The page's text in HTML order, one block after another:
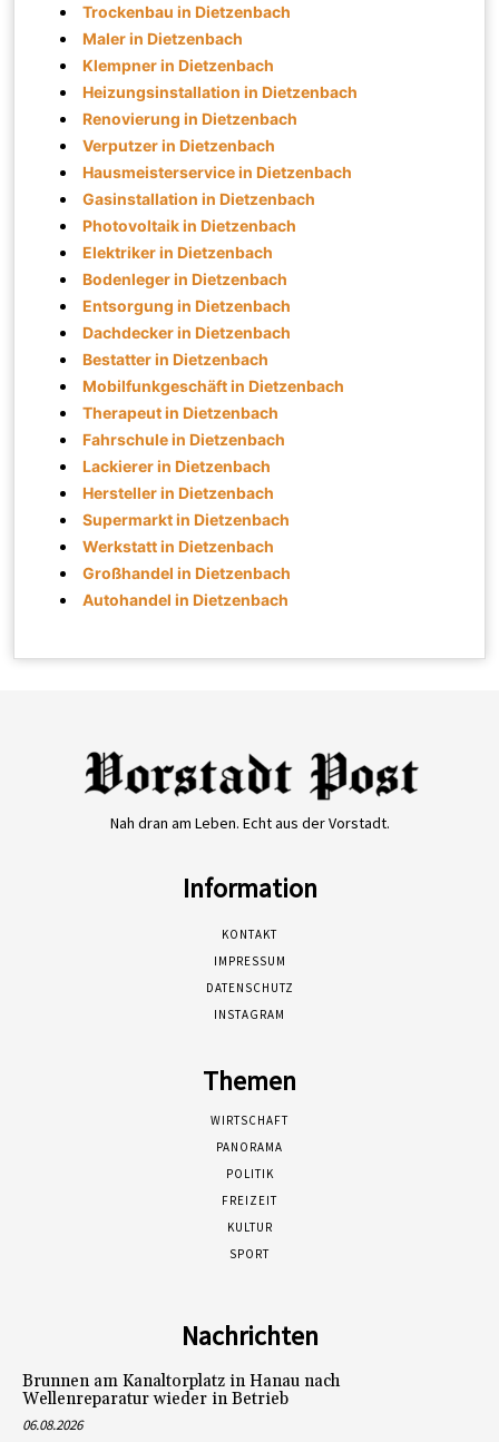
Trockenbau in Dietzenbach
Maler in Dietzenbach
Klempner in Dietzenbach
Heizungsinstallation in Dietzenbach
Renovierung in Dietzenbach
Verputzer in Dietzenbach
Hausmeisterservice in Dietzenbach
Gasinstallation in Dietzenbach
Photovoltaik in Dietzenbach
Elektriker in Dietzenbach
Bodenleger in Dietzenbach
Entsorgung in Dietzenbach
Dachdecker in Dietzenbach
Bestatter in Dietzenbach
Mobilfunkgeschäft in Dietzenbach
Therapeut in Dietzenbach
Fahrschule in Dietzenbach
Lackierer in Dietzenbach
Hersteller in Dietzenbach
Supermarkt in Dietzenbach
Werkstatt in Dietzenbach
Großhandel in Dietzenbach
Autohandel in Dietzenbach
Nah dran am Leben. Echt aus der Vorstadt.
Information
KONTAKT
IMPRESSUM
DATENSCHUTZ
INSTAGRAM
Themen
WIRTSCHAFT
PANORAMA
POLITIK
FREIZEIT
KULTUR
SPORT
Nachrichten
Brunnen am Kanaltorplatz in Hanau nach
Wellenreparatur wieder in Betrieb
06.08.2026